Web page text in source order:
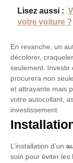
Lisez aussi :
votre voiture ?
En revanche, un
décolorer,
seulement. Investir
procurera non
et attrayante mais
votre autocollant,
investissement.
L’installation d’un
soin pour éviter les